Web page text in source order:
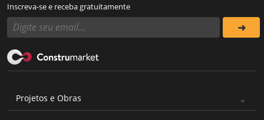
Inscreva-se e receba gratuitamente
Projetos e Obras